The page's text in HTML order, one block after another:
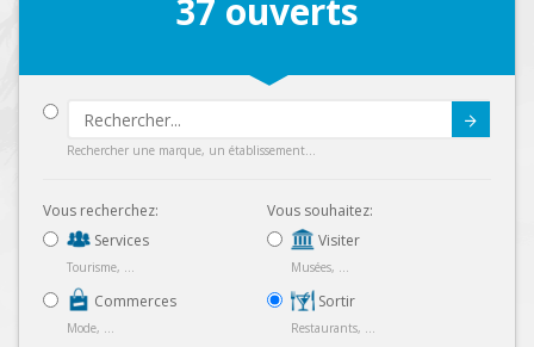
37 ouverts
Rechercher une marque, un établissement...
Vous recherchez:
Services
Tourisme, ...
Commerces
Mode, ...
Vous souhaitez:
Visiter
Musées, ...
Sortir
Restaurants, ...